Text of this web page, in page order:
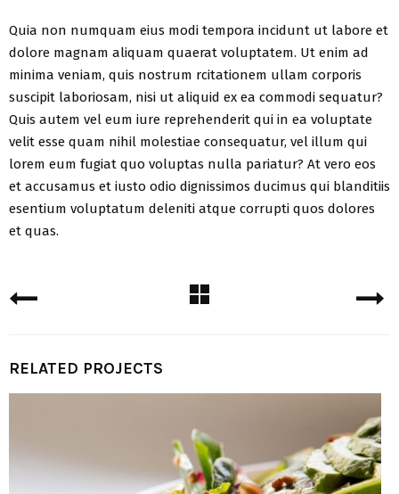
Quia non numquam eius modi tempora incidunt ut labore et
dolore magnam aliquam quaerat voluptatem. Ut enim ad
minima veniam, quis nostrum rcitationem ullam corporis
suscipit laboriosam, nisi ut aliquid ex ea commodi sequatur?
Quis autem vel eum iure reprehenderit qui in ea voluptate
velit esse quam nihil molestiae consequatur, vel illum qui
lorem eum fugiat quo voluptas nulla pariatur? At vero eos
et accusamus et iusto odio dignissimos ducimus qui blanditiis
esentium voluptatum deleniti atque corrupti quos dolores
et quas.
RELATED PROJECTS